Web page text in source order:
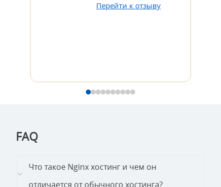
Перейти к отзыву
FAQ
Что такое Nginx хостинг и чем он
отличается от обычного хостинга?